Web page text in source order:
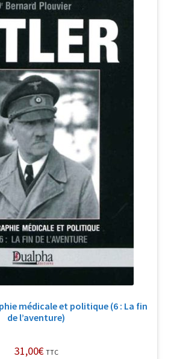
médicale et politique (6 : La fin
de l’aventure)
31,00€ TTC